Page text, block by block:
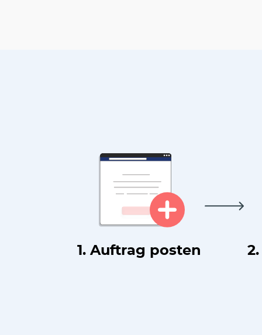
1. Auftrag posten